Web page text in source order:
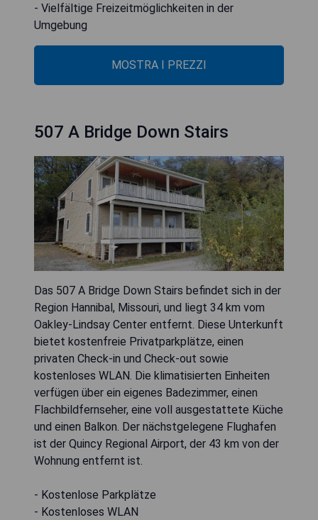
- Vielfältige Freizeitmöglichkeiten in der
Umgebung
MOSTRA I PREZZI
507 A Bridge Down Stairs
Das 507 A Bridge Down Stairs befindet sich in der
Region Hannibal, Missouri, und liegt 34 km vom
Oakley-Lindsay Center entfernt. Diese Unterkunft
bietet kostenfreie Privatparkplätze, einen
privaten Check-in und Check-out sowie
kostenloses WLAN. Die klimatisierten Einheiten
verfügen über ein eigenes Badezimmer, einen
Flachbildfernseher, eine voll ausgestattete Küche
und einen Balkon. Der nächstgelegene Flughafen
ist der Quincy Regional Airport, der 43 km von der
Wohnung entfernt ist.
- Kostenlose Parkplätze
- Kostenloses WLAN